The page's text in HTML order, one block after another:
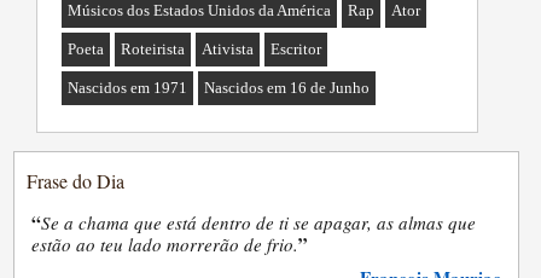
Músicos dos Estados Unidos da América Rap Ator
Poeta Roteirista Ativista Escritor
Nascidos em 1971 Nascidos em 16 de Junho
Frase do Dia
“Se a chama que está dentro de ti se apagar, as almas que
estão ao teu lado morrerão de frio.”